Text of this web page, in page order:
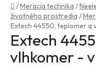
Domov
/Meracia technika /
životného prostredia /
Extech 44550, teplomer a
Extech
vlhkomer -